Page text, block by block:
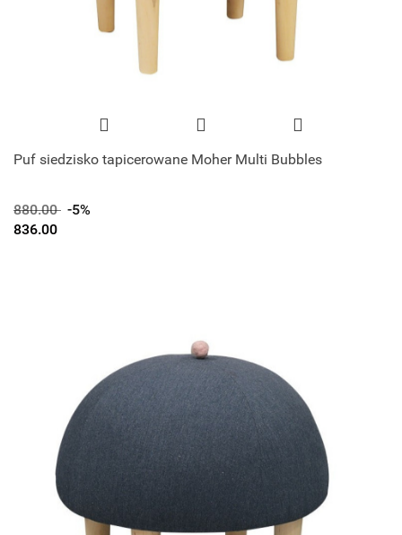
Puf siedzisko tapicerowane Moher Multi Bubbles
880.00 -5%
836.00